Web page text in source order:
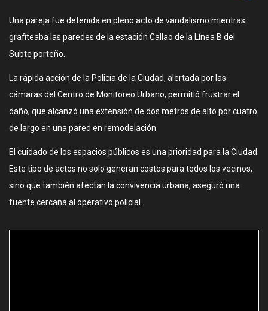
Una pareja fue detenida en pleno acto de vandalismo mientras
grafiteaba las paredes de la estación Callao de la Línea B del
Subte porteño.
La rápida acción de la Policía de la Ciudad, alertada por las
cámaras del Centro de Monitoreo Urbano, permitió frustrar el
daño, que alcanzó una extensión de dos metros de alto por cuatro
de largo en una pared en remodelación.
El cuidado de los espacios públicos es una prioridad para la Ciudad.
Este tipo de actos no solo generan costos para todos los vecinos,
sino que también afectan la convivencia urbana, aseguró una
fuente cercana al operativo policial.